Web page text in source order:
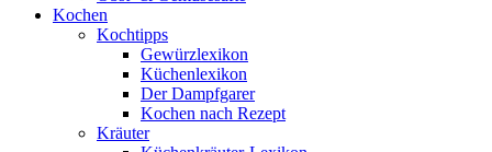
Kochen
Kochtipps
Gewürzlexikon
Küchenlexikon
Der Dampfgarer
Kochen nach Rezept
Kräuter